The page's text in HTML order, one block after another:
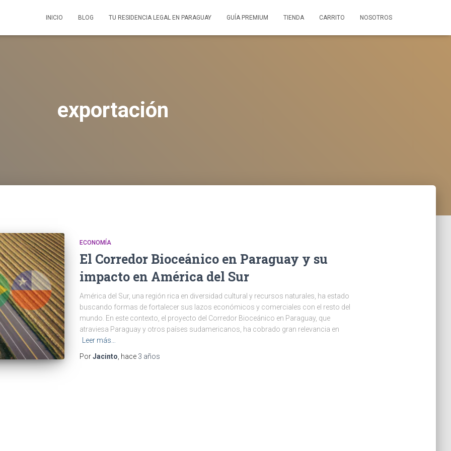
INICIO BLOG TU RESIDENCIA LEGAL EN PARAGUAY GUÍA PREMIUM TIENDA CARRITO NOSOTROS
exportación
ECONOMÍA
El Corredor Bioceánico en Paraguay y su
impacto en América del Sur
América del Sur, una región rica en diversidad cultural y recursos naturales, ha estado
buscando formas de fortalecer sus lazos económicos y comerciales con el resto del
mundo. En este contexto, el proyecto del Corredor Bioceánico en Paraguay, que
atraviesa Paraguay y otros países sudamericanos, ha cobrado gran relevancia en
Leer más…
PorJacinto , hace 3 años